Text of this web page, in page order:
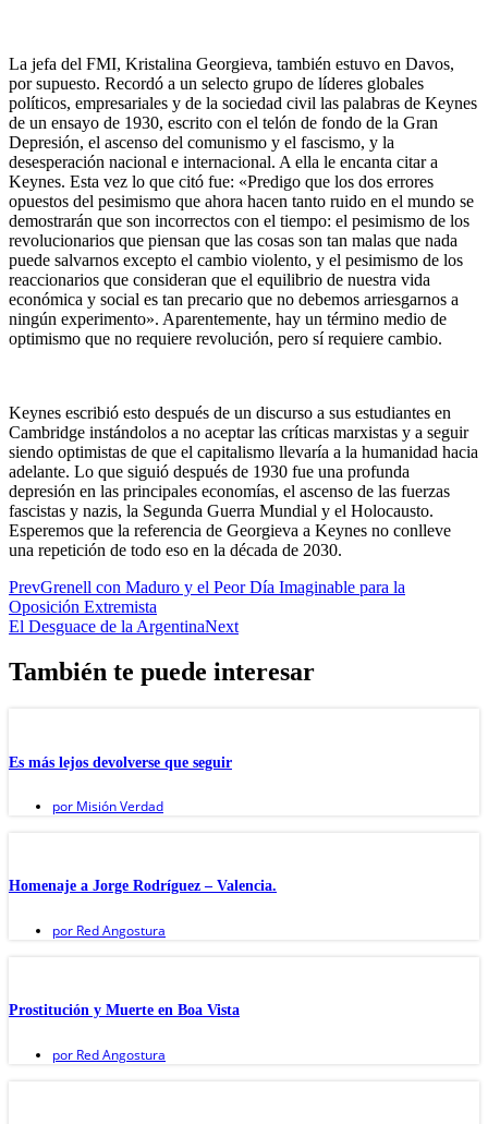
La jefa del FMI, Kristalina Georgieva, también estuvo en Davos,
por supuesto. Recordó a un selecto grupo de líderes globales
políticos, empresariales y de la sociedad civil las palabras de Keynes
de un ensayo de 1930, escrito con el telón de fondo de la Gran
Depresión, el ascenso del comunismo y el fascismo, y la
desesperación nacional e internacional. A ella le encanta citar a
Keynes. Esta vez lo que citó fue: «Predigo que los dos errores
opuestos del pesimismo que ahora hacen tanto ruido en el mundo se
demostrarán que son incorrectos con el tiempo: el pesimismo de los
revolucionarios que piensan que las cosas son tan malas que nada
puede salvarnos excepto el cambio violento, y el pesimismo de los
reaccionarios que consideran que el equilibrio de nuestra vida
económica y social es tan precario que no debemos arriesgarnos a
ningún experimento». Aparentemente, hay un término medio de
optimismo que no requiere revolución, pero sí requiere cambio.
Keynes escribió esto después de un discurso a sus estudiantes en
Cambridge instándolos a no aceptar las críticas marxistas y a seguir
siendo optimistas de que el capitalismo llevaría a la humanidad hacia
adelante. Lo que siguió después de 1930 fue una profunda
depresión en las principales economías, el ascenso de las fuerzas
fascistas y nazis, la Segunda Guerra Mundial y el Holocausto.
Esperemos que la referencia de Georgieva a Keynes no conlleve
una repetición de todo eso en la década de 2030.
PrevGrenell con Maduro y el Peor Día Imaginable para la
Oposición Extremista
El Desguace de la ArgentinaNext
También te puede interesar
Es más lejos devolverse que seguir
por Misión Verdad
Homenaje a Jorge Rodríguez – Valencia.
por Red Angostura
Prostitución y Muerte en Boa Vista
por Red Angostura